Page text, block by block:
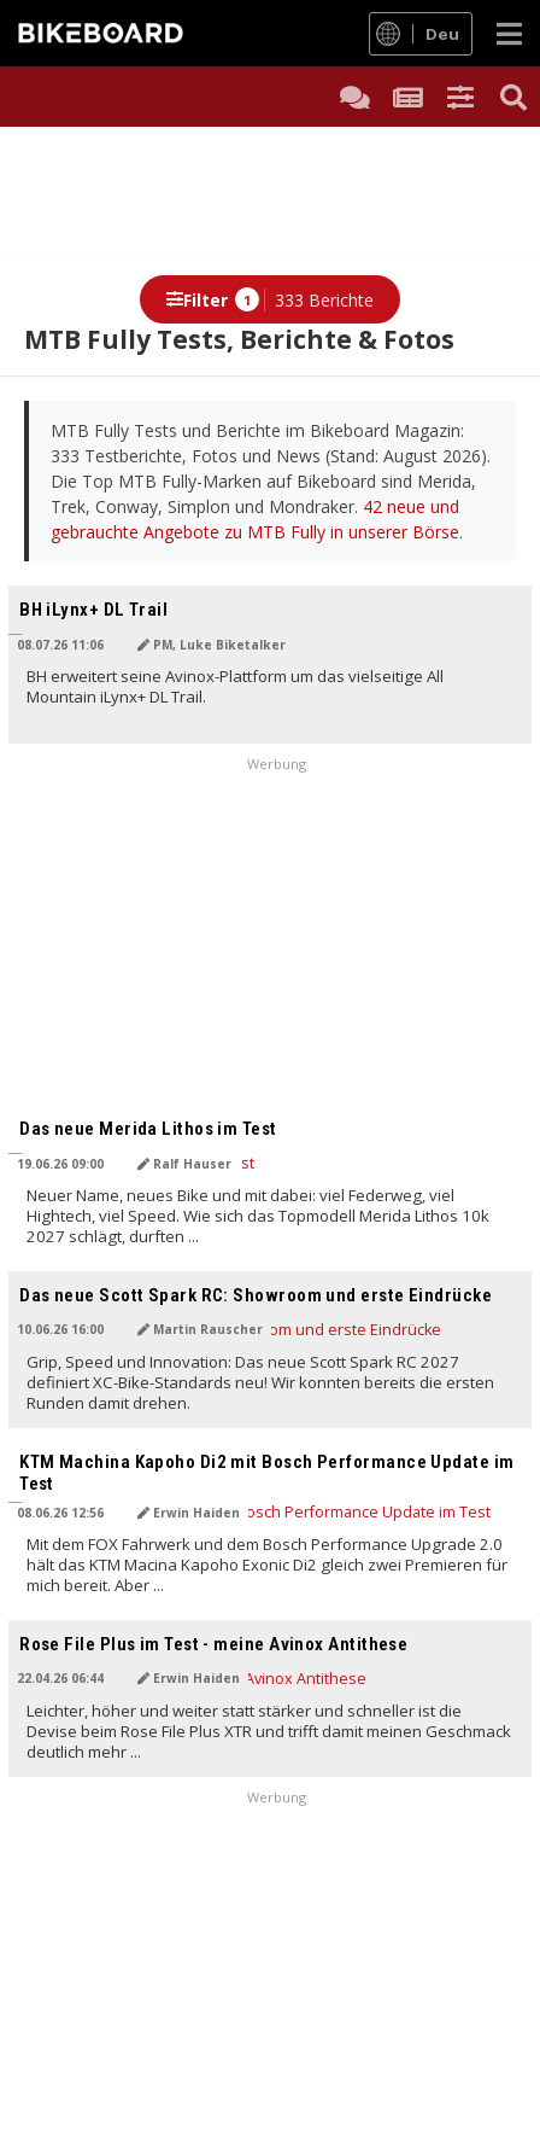
Deu
MTB Fully Tests, Berichte & Fotos
Filter 1 333 Berichte
Berichte
MTB Fully Tests und Berichte im Bikeboard Magazin:
333 Testberichte, Fotos und News (Stand: August 2026).
Die Top MTB Fully-Marken auf Bikeboard sind Merida,
Trek, Conway, Simplon und Mondraker. 42 neue und
gebrauchte Angebote zu MTB Fully in unserer Börse.
BH iLynx+ DL Trail
08.07.26 11:06 PM, Luke Biketalker
BH erweitert seine Avinox-Plattform um das vielseitige All
Mountain iLynx+ DL Trail.
Werbung
Das neue Merida Lithos im Test
19.06.26 09:00 Ralf Hauser
Neuer Name, neues Bike und mit dabei: viel Federweg, viel
Hightech, viel Speed. Wie sich das Topmodell Merida Lithos 10k
2027 schlägt, durften ...
Das neue Scott Spark RC: Showroom und erste Eindrücke
10.06.26 16:00 Martin Rauscher
Grip, Speed und Innovation: Das neue Scott Spark RC 2027
definiert XC-Bike-Standards neu! Wir konnten bereits die ersten
Runden damit drehen.
KTM Machina Kapoho Di2 mit Bosch Performance Update im
Test
08.06.26 12:56 Erwin Haiden
Mit dem FOX Fahrwerk und dem Bosch Performance Upgrade 2.0
hält das KTM Macina Kapoho Exonic Di2 gleich zwei Premieren für
mich bereit. Aber ...
Rose File Plus im Test - meine Avinox Antithese
22.04.26 06:44 Erwin Haiden
Leichter, höher und weiter statt stärker und schneller ist die
Devise beim Rose File Plus XTR und trifft damit meinen Geschmack
deutlich mehr ...
Werbung